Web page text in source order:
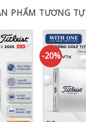
PHẨM TƯƠNG TỰ
-20%